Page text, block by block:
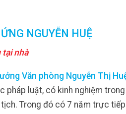
NGUYỄN HUỆ
tại nhà
Văn phòng Nguyễn Thị
pháp luật, có kinh nghiệm
Trong đó có 7 năm trực